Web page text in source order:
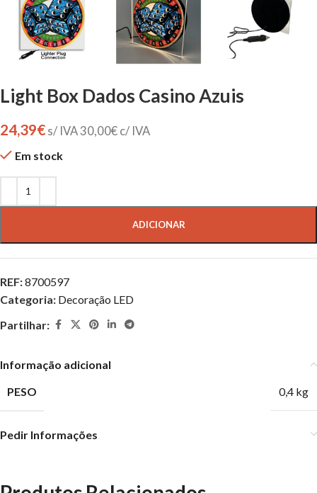
Light Box Dados Casino Azuis
24,39€ s/ IVA30,00€ c/ IVA
Em stock
ADICIONAR
REF:8700597
Categoria: Decoração LED
Partilhar:
Informação adicional
PESO
0,4 kg
Pedir Informações